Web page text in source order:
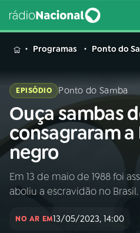
MENU
Buscar
na
Rádio
Nacional
Buscar
AO
INÍCIO
Programas Ponto do
EPISÓDIO Ponto do Samba
Ouça sambas
consagraram
negro
Em 13 de maio de 1988 foi
aboliu a escravidão no Brasil.
NO AR EM13/05/2023, 14:00